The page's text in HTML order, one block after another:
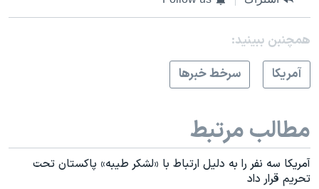
همچنبن ببینید:
آمريکا
سرخط خبرها
مطالب مرتبط
آمریکا سه نفر را به دلیل ارتباط با «لشکر طیبه» پاکستان تحت
تحریم قرار داد